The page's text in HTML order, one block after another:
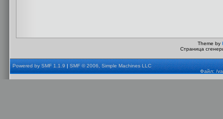
Theme by
Страница
Powered by SMF 1.1.9|SMF © 2006, Simple Machines LLC
Файл: /